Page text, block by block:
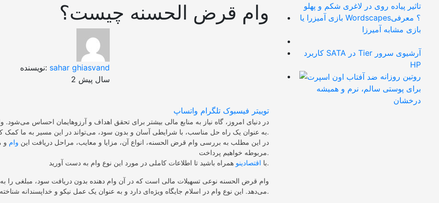
وام قرض الحسنه چیست؟
نویسنده: sahar ghiasvand
2 سال پیش
توییتر فیسبوک تلگرام واتساپ
در دنیای امروز، گاه نیاز به منابع مالی بیشتر برای تحقق اهداف و آرزوهایمان احساس
به عنوان یک راه حل مناسب، با شرایطی آسان و بدون سود، می‌تواند در این مسیر به ما کمک کند.
در این مطلب به بررسی وام قرض الحسنه، انواع آن، مزایا و معایب، مراحل دریافت این وام و
مربوطه خواهیم پرداخت.
با اقتصادینو همراه باشید تا اطلاعات کاملی در مورد این نوع وام به دست آورید.
وام قرض الحسنه نوعی تسهیلات مالی است که در آن وام دهنده بدون دریافت سود، مبلغی را
می‌دهد. این نوع وام در اسلام جایگاه ویژه‌ای دارد و به عنوان یک عمل نیکو و خداپسندانه شناخته می‌شود.
تاثیر پیاده روی در لاغری شکم و پهلو
بازی آمیزرا یا Wordscapes؟ معرفی
بازی مشابه آمیرزا
کاربرد SATA در Tier آرشیوی سرور
HP
روتین روزانه
برای پوستی سالم، نرم و همیشه
درخشان